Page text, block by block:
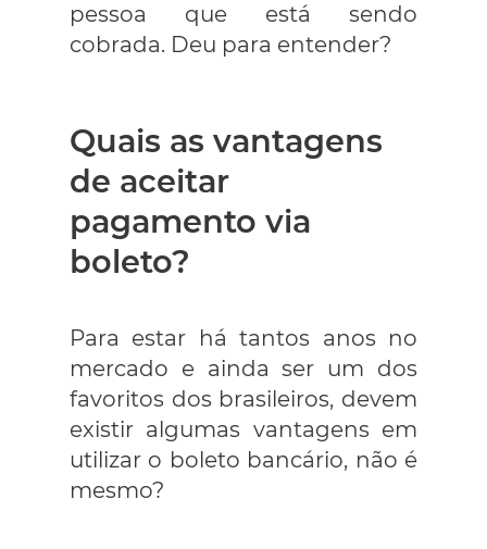
pessoa que está sendo
cobrada. Deu para entender?
Quais as vantagens
de aceitar
pagamento via
boleto?
Para estar há tantos anos no
mercado e ainda ser um dos
favoritos dos brasileiros, devem
existir algumas vantagens em
utilizar o boleto bancário, não é
mesmo?